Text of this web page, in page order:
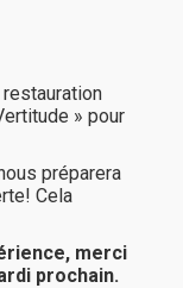
» pour
préparera
Cela
merci
prochain.